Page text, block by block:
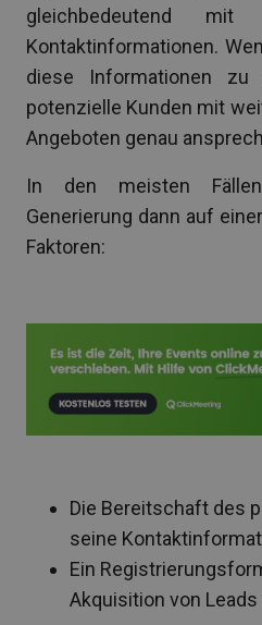
gleichbedeutend
Kontaktinformationen.
diese Informationen zu
potenzielle Kunden mit
Angeboten genau
In den meisten
Generierung dann auf
Faktoren:
Die Bereitschaft des
seine
Ein
Akquisition von